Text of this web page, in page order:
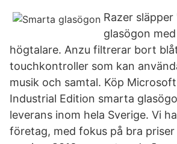
Razer
glasögon
högtalare. Anzu filtrerar bort
touchkontroller som kan
musik och samtal. Köp
Industrial Edition smarta
leverans inom hela Sverige. Vi
företag, med fokus på bra